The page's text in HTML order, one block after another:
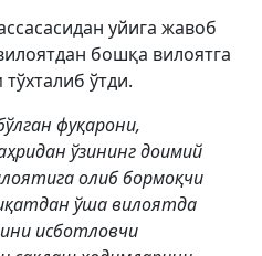
уйига жавоб
бошқа вилоятга
ўтди.
фуқарони,
ўзининг доимий
олиб бормоқчи
ўша вилоятда
исботловчи